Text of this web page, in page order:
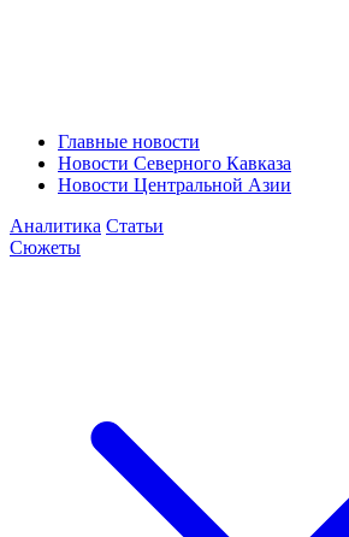
Главные новости
Новости Северного Кавказа
Новости Центральной Азии
Аналитика Статьи
Сюжеты